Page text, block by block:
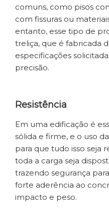
comuns, como pisos
com fissuras ou
entanto, esse tipo de
treliça, que é fabricada
especificações
precisão.
Resistência
Em uma edificação é
sólida e firme, e o uso
para que tudo isso seja
toda a carga seja
trazendo segurança
forte aderência ao
impacto e peso.